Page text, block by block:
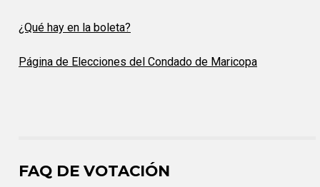
¿Qué hay en la boleta?
Página de Elecciones del Condado de Maricopa
FAQ DE VOTACIÓN